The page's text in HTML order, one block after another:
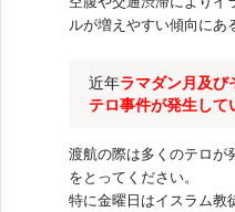
ルが増えやすい傾向にあ
近年ラマダン月及び
テロ事件が発生して
渡航の際は多くのテロが
をとってください。
特に金曜日はイスラム教